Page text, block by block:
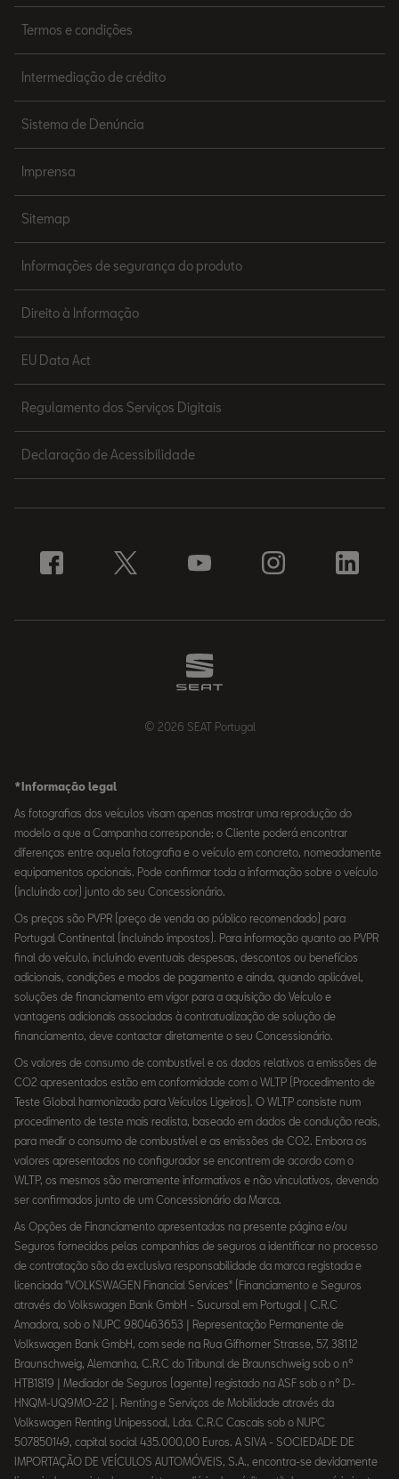
Termos e condições
Intermediação de crédito
Sistema de Denúncia
Imprensa
Sitemap
Informações de segurança do produto
Direito à Informação
EU Data Act
Regulamento dos Serviços Digitais
Declaração de Acessibilidade
© 2026 SEAT Portugal
*Informação legal
As fotografias dos veículos visam apenas mostrar uma reprodução do
modelo a que a Campanha corresponde; o Cliente poderá encontrar
diferenças entre aquela fotografia e o veículo em concreto, nomeadamente
equipamentos opcionais. Pode confirmar toda a informação sobre o veículo
(incluindo cor) junto do seu Concessionário.
Os preços são PVPR (preço de venda ao público recomendado) para
Portugal Continental (incluindo impostos). Para informação quanto ao PVPR
final do veículo, incluindo eventuais despesas, descontos ou benefícios
adicionais, condições e modos de pagamento e ainda, quando aplicável,
soluções de financiamento em vigor para a aquisição do Veículo e
vantagens adicionais associadas à contratualização de solução de
financiamento, deve contactar diretamente o seu Concessionário.
Os valores de consumo de combustível e os dados relativos a emissões de
CO2 apresentados estão em conformidade com o WLTP (Procedimento de
Teste Global harmonizado para Veículos Ligeiros). O WLTP consiste num
procedimento de teste mais realista, baseado em dados de condução reais,
para medir o consumo de combustível e as emissões de CO2. Embora os
valores apresentados no configurador se encontrem de acordo com o
WLTP, os mesmos são meramente informativos e não vinculativos, devendo
ser confirmados junto de um Concessionário da Marca.
As Opções de Financiamento apresentadas na presente página e/ou
Seguros fornecidos pelas companhias de seguros a identificar no processo
de contratação são da exclusiva responsabilidade da marca registada e
licenciada "VOLKSWAGEN Financial Services" (Financiamento e Seguros
através do Volkswagen Bank GmbH - Sucursal em Portugal | C.R.C
Amadora, sob o NUPC 980463653 | Representação Permanente de
Volkswagen Bank GmbH, com sede na Rua Gifhorner Strasse, 57, 38112
Braunschweig, Alemanha, C.R.C do Tribunal de Braunschweig sob o nº
HTB1819 | Mediador de Seguros (agente) registado na ASF sob o nº D-
HNQM-UQ9MO-22 |. Renting e Serviços de Mobilidade através da
Volkswagen Renting Unipessoal, Lda. C.R.C Cascais sob o NUPC
507850149, capital social 435.000,00 Euros. A SIVA - SOCIEDADE DE
IMPORTAÇÃO DE VEÍCULOS AUTOMÓVEIS, S.A., encontra-se devidamente